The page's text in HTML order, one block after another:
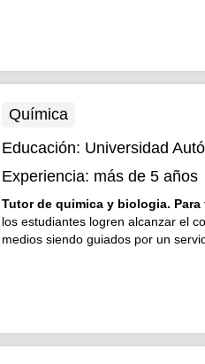
Química
Educación: Universidad
Experiencia: más de 5 años
Tutor de quimica y biologia.
los estudiantes logren alcanzar el
medios siendo guiados por un